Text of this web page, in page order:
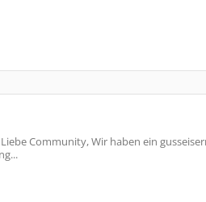
Community, Wir haben ein